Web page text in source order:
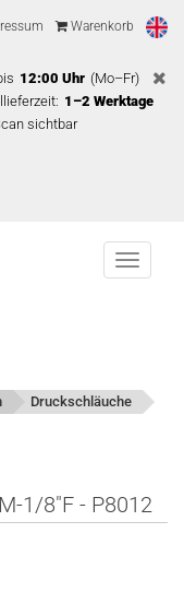
Warenkorb
12:00 Uhr (Mo–Fr)
1–2 Werktage
sichtbar
Menu
Druckschläuche
1/8"F - P8012